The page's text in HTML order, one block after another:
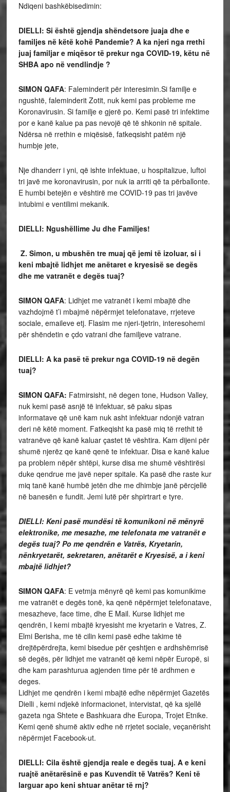
Ndiqeni bashkëbisedimin:
DIELLI: Si është gjendja shëndetsore juaja dhe e
familjes në këtë kohë Pandemie? A ka njeri nga rrethi
juaj familjar e miqësor të prekur nga COVID-19, këtu në
SHBA apo në vendlindje ?
SIMON QAFA: Faleminderit për interesimin.Si familje e
ngushtë, faleminderit Zotit, nuk kemi pas probleme me
Koronavirusin. Si familje e gjerë po. Kemi pasë tri infektime
por e kanë kalue pa pas nevojë që të shkonin në spitale.
Ndërsa në rrethin e miqësisë, fatkeqsisht patëm një
humbje jete,
Nje dhanderr i yni, që ishte infektuae, u hospitalizue, luftoi
tri javë me koronavirusin, por nuk ia arriti që ta përballonte.
E humbi betejën e vështirë me COVID-19 pas tri javëve
intubimi e ventilimi mekanik.
DIELLI: Ngushëllime Ju dhe Familjes!
Z. Simon, u mbushën tre muaj që jemi të izoluar, si i
keni mbajtë lidhjet me anëtaret e kryesisë se degës
dhe me vatranët e degës tuaj?
SIMON QAFA: Lidhjet me vatranët i kemi mbajtë dhe
vazhdojmë t’i mbajmë nëpërmjet telefonatave, rrjeteve
sociale, emaileve etj. Flasim me njeri-tjetrin, interesohemi
për shëndetin e çdo vatrani dhe familjeve vatrane.
DIELLI: A ka pasë të prekur nga COVID-19 në degën
tuaj?
SIMON QAFA: Fatmirsisht, në degen tone, Hudson Valley,
nuk kemi pasë asnjë të infektuar, së paku sipas
informatave që unë kam nuk asht infektuar ndonjë vatran
deri në këtë moment. Fatkeqisht ka pasë miq të rrethit të
vatranëve që kanë kaluar çastet të vështira. Kam dijeni për
shumë njerëz qe kanë qenë te infektuar. Disa e kanë kalue
pa problem nëpër shtëpi, kurse disa me shumë vështirësi
duke qendrue me javë neper spitale. Ka pasë dhe raste kur
miq tanë kanë humbë jetën dhe me dhimbje janë përcjellë
në banesën e fundit. Jemi lutë për shpirtrart e tyre.
DIELLI: Keni pasë mundësi të komunikoni në mënyrë
elektronike, me mesazhe, me telefonata me vatranët e
degës tuaj? Po me qendrën e Vatrës, Kryetarin,
nënkryetarët, sekretaren, anëtarët e Kryesisë, a i keni
mbajtë lidhjet?
SIMON QAFA: E vetmja mënyrë që kemi pas komunikime
me vatranët e degës tonë, ka qenë nëpërmjet telefonatave,
mesazheve, face time, dhe E Mail. Kurse lidhjet me
qendrën, I kemi mbajtë kryesisht me kryetarin e Vatres, Z.
Elmi Berisha, me të cilin kemi pasë edhe takime të
drejtëpërdrejta, kemi bisedue për çeshtjen e ardhshëmrisë
së degës, për lidhjet me vatranët që kemi nëpër Europë, si
dhe kam parashturua agjenden time për të ardhmen e
deges.
Lidhjet me qendrën i kemi mbajtë edhe nëpërmjet Gazetës
Dielli , kemi ndjekë informacionet, intervistat, që ka sjellë
gazeta nga Shtete e Bashkuara dhe Europa, Trojet Etnike.
Kemi qenë shumë aktiv edhe në rrjetet sociale, veçanërisht
nëpërmjet Facebook-ut.
DIELLI: Cila është gjendja reale e degës tuaj. A e keni
ruajtë anëtarësinë e pas Kuvendit të Vatrës? Keni të
larguar apo keni shtuar anëtar të rnj?